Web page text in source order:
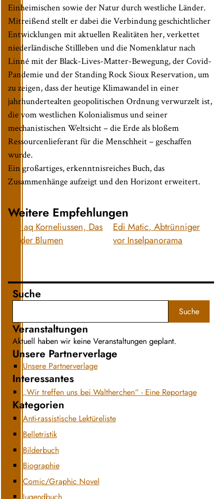
Einheimischen sowie der Natur durch westliche Länder.
Mitreißend stellt er dabei die Verbindung geschichtlicher
Entwicklungen mit aktuellen Realitäten her, verkettet
niederländische Stillleben und die Nomenklatur nach
Linné mit der Black-Lives-Matter-Bewegung, der Covid-
Pandemie und der Standing Rock Sioux Reservation, um
zu zeigen, dass der heutige Klimawandel in einer
jahrhundertealten geopolitischen Ordnung verwurzelt ist,
die vom westlichen Kolonialismus und seiner
mechanistischen Weltsicht – die Erde als bloßem
Ressourcenlieferant für die Menschheit – geschaffen
wurde.
Ein großartiges, erkenntnisreiches Buch, das
Zusammenhänge aufzeigt und den Horizont erweitert.
Weitere Empfehlungen
Niviaq Korneliussen, Das
Tal der Blumen
Edi Matic, Abtrünniger
vor Inselpanorama
Suche
Suche
Veranstaltungen
Aktuell haben wir keine Veranstaltungen geplant.
Unsere Partnerverlage
Unsere Partnerverlage
Interessantes
„Wir treffen uns bei Waltherchen“ - Eine Reportage
Kategorien
Anti-rassistische Lektüreliste
Belletristik
Bilderbuch
Biographie
Comic/Graphic Novel